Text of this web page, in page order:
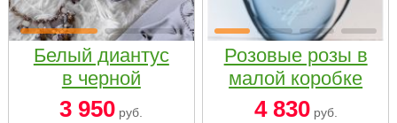
Белый диантус
в черной
коробке Small
3 950 руб.
Розовые розы в
малой коробке
4 830руб.